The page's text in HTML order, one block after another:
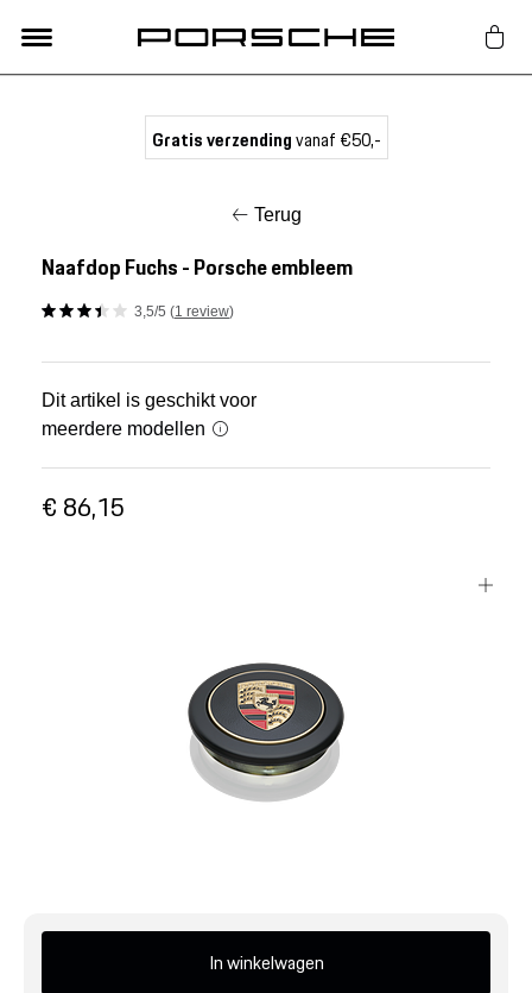
Nieuw
Acties
Porsche finder
Porsche informatie
Gratis verzendingvanaf €50,-
Terug
Naafdop Fuchs - Porsche embleem
3,5/5 (1 review)
Dit artikel is geschikt voor
meerdere modellen
€ 86,15
In winkelwagen